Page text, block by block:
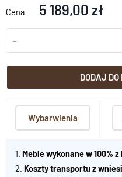
Cena 5 189,00 zł
-
DODAJ DO
Wybarwienia
1. Meble wykonane w 100%
2. Koszty transportu z